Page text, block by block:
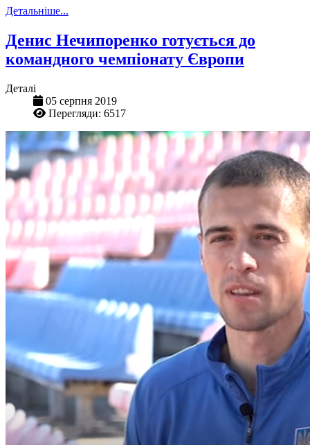
Детальніше...
Денис Нечипоренко готується до
командного чемпіонату Європи
Деталі
05 серпня 2019
Перегляди: 6517